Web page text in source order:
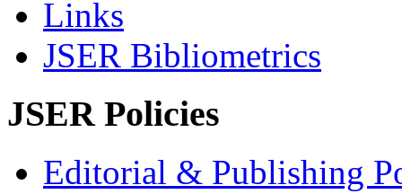
Links
JSER Bibliometrics
JSER Policies
Editorial & Publishing